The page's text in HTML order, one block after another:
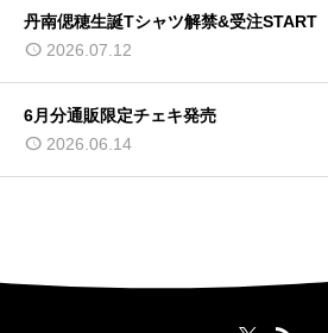
丹南偲穂生誕Tシャツ解禁&受注START
2026.07.12
6月分通販限定チェキ発売
2026.06.14